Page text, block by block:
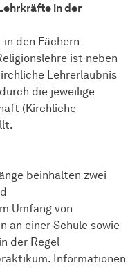
in der
den Fächern
ist neben
Lehrerlaubnis
die jeweilige
(Kirchliche
beinhalten zwei
Umfang von
an einer Schule sowie
der Regel
Informationen